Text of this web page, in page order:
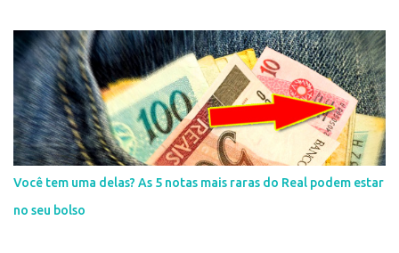
Você tem uma delas? As 5 notas mais raras do Real podem estar
no seu bolso